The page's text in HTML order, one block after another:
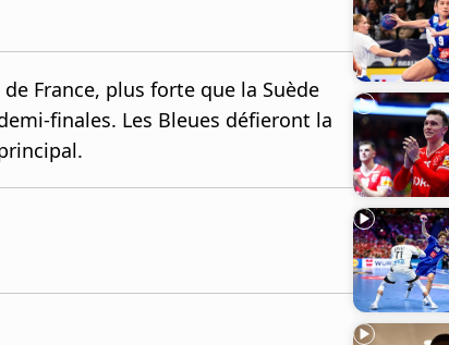
France, plus forte que la Suède
finales. Les Bleues défieront la